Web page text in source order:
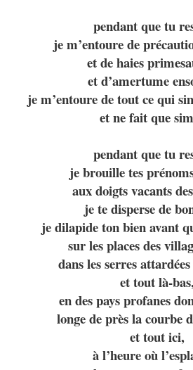
pendant que tu
je m’entoure de
et de haies
et d’amertume
je m’entoure de tout ce qui
et ne fait que
pendant que tu
je brouille tes
aux doigts vacants
je te disperse de
je dilapide ton bien avant
sur les places des
dans les serres
et tout là-bas,
en des pays profanes
longe de près la courbe
et tout ici,
à l’heure où